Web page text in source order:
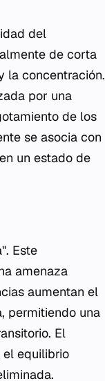
del
de corta
la concentración.
por una
de los
se asocia con
un estado de
Este
amenaza
aumentan el
permitiendo una
El
el equilibrio